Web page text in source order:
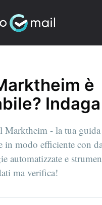
è
Marktheim - la tua
in modo efficiente con
automatizzate e
ma verifica!